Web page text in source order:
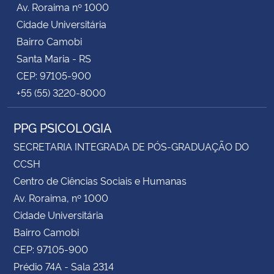
Secretaria-Geral
Secretaria de Governo
Gabinete de Segurança Institucional
Advocacia-Geral da União
Av. Roraima nº 1000
Cidade Universitária
Bairro Camobi
Santa Maria - RS
CEP: 97105-900
+55 (55) 3220-8000
PPG PSICOLOGIA
SECRETARIA INTEGRADA DE PÓS-GRADUAÇÃO DO
CCSH
Centro de Ciências Sociais e Humanas
Av. Roraima, nº 1000
Cidade Universitária
Bairro Camobi
CEP: 97105-900
Prédio 74A - Sala 2314